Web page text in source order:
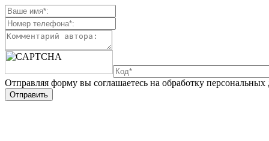
Отправляя форму вы соглашаетесь на обработку
Отправить